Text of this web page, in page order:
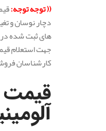
((توجه توجه:
دچار نوسان و
های ثبت شده
جهت استعلام
کارشناسان